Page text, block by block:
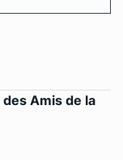
Amis de la